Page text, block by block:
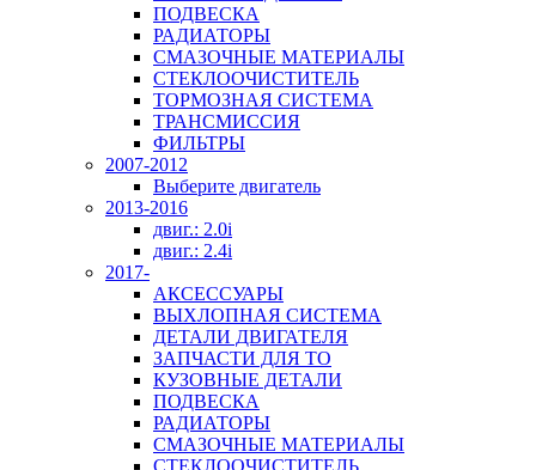
ПОДВЕСКА
РАДИАТОРЫ
СМАЗОЧНЫЕ МАТЕРИАЛЫ
СТЕКЛООЧИСТИТЕЛЬ
ТОРМОЗНАЯ СИСТЕМА
ТРАНСМИССИЯ
ФИЛЬТРЫ
2007-2012
Выберите двигатель
2013-2016
двиг.: 2.0i
двиг.: 2.4i
2017-
АКСЕССУАРЫ
ВЫХЛОПНАЯ СИСТЕМА
ДЕТАЛИ ДВИГАТЕЛЯ
ЗАПЧАСТИ ДЛЯ ТО
КУЗОВНЫЕ ДЕТАЛИ
ПОДВЕСКА
РАДИАТОРЫ
СМАЗОЧНЫЕ МАТЕРИАЛЫ
СТЕКЛООЧИСТИТЕЛЬ